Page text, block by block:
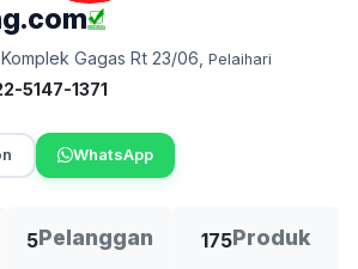
Gagas Rt 23/06 Pelaihari
5147-1371
WhatsApp
5Pelanggan 175Produk